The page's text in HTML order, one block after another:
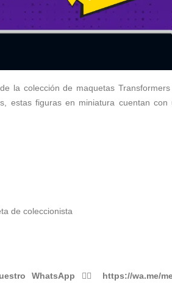
la colección de maquetas
estas figuras en miniatura cuentan
de coleccionista
WhatsApp 👉🏻 https://wa.me/